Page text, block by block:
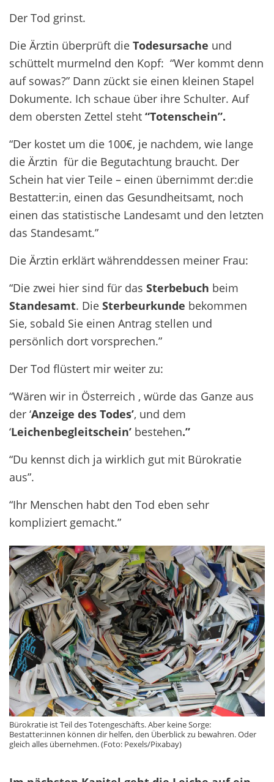
Der Tod grinst.
Die Ärztin überprüft die Todesursache und
schüttelt murmelnd den Kopf: “Wer kommt denn
auf sowas?” Dann zückt sie einen kleinen Stapel
Dokumente. Ich schaue über ihre Schulter. Auf
dem obersten Zettel steht “Totenschein”.
“Der kostet um die 100€, je nachdem, wie lange
die Ärztin für die Begutachtung braucht. Der
Schein hat vier Teile – einen übernimmt der:die
Bestatter:in, einen das Gesundheitsamt, noch
einen das statistische Landesamt und den letzten
das Standesamt.”
Die Ärztin erklärt währenddessen meiner Frau:
“Die zwei hier sind für das Sterbebuch beim
Standesamt. Die Sterbeurkunde bekommen
Sie, sobald Sie einen Antrag stellen und
persönlich dort vorsprechen.”
Der Tod flüstert mir weiter zu:
“Wären wir in Österreich , würde das Ganze aus
der ‘Anzeige des Todes’, und dem
‘Leichenbegleitschein’ bestehen.”
“Du kennst dich ja wirklich gut mit Bürokratie
aus”.
“Ihr Menschen habt den Tod eben sehr
kompliziert gemacht.”
Bürokratie ist Teil des Totengeschäfts. Aber keine Sorge:
Bestatter:innen können dir helfen, den Überblick zu bewahren. Oder
gleich alles übernehmen. (Foto: Pexels/Pixabay)